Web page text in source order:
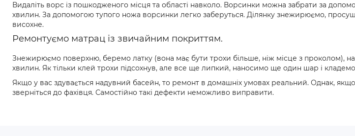
Видаліть ворс із пошкодженого місця та області навколо. Ворсинки можна забрати за
хвилин. За допомогою тупого ножа ворсинки легко заберуться. Ділянку знежирюємо,
висохне.
Ремонтуємо матрац із звичайним покриттям.
Знежирюємо поверхню, беремо латку (вона має бути трохи більше, ніж місце з проколом),
хвилин. Як тільки клей трохи підсохнув, але все ще липкий, наносимо ще один шар і
Якщо у вас здувається надувний басейн, то ремонт в домашніх умовах реальний. Однак,
зверніться до фахівця. Самостійно такі дефекти неможливо виправити.